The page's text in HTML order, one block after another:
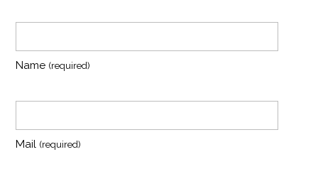
Name (required)
Mail (required)